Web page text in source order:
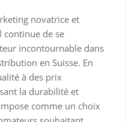
novatrice et
continue de se
incontournable dans
en Suisse. En
à des prix
la durabilité et
comme un choix